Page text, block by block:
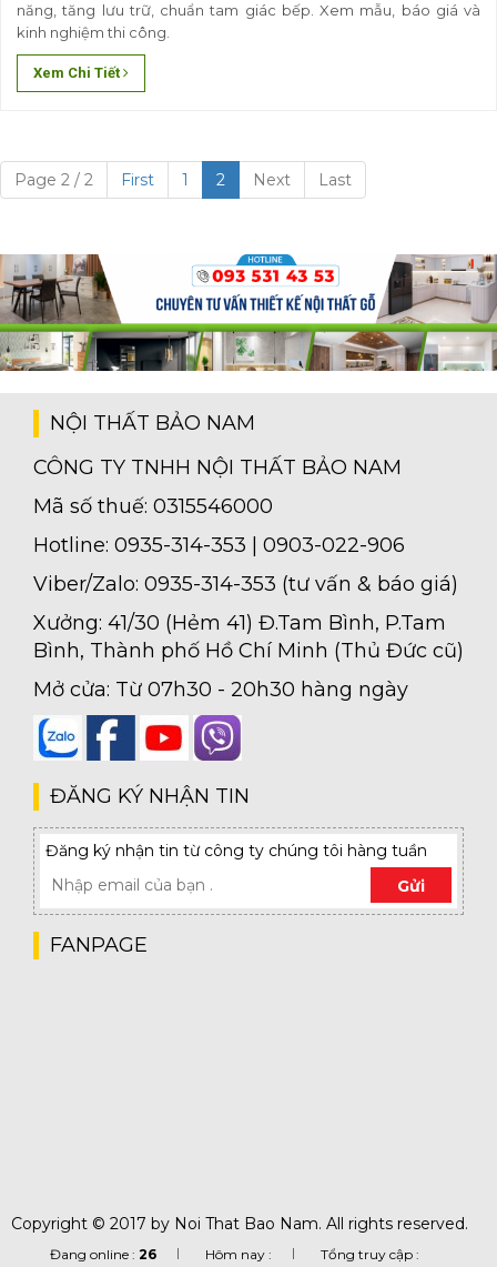
năng, tăng lưu trữ, chuẩn tam giác bếp. Xem mẫu, báo giá và
kinh nghiệm thi công.
Xem Chi Tiết
Page 2 / 2 First 1 2 Next Last
NỘI THẤT BẢO NAM
CÔNG TY TNHH NỘI THẤT BẢO NAM
Mã số thuế: 0315546000
Hotline: 0935-314-353 | 0903-022-906
Viber/Zalo: 0935-314-353 (tư vấn & báo giá)
Xưởng: 41/30 (Hẻm 41) Đ.Tam Bình, P.Tam
Bình, Thành phố Hồ Chí Minh (Thủ Đức cũ)
Mở cửa: Từ 07h30 - 20h30 hàng ngày
ĐĂNG KÝ NHẬN TIN
Đăng ký nhận tin từ công ty chúng tôi hàng tuần
Gửi
FANPAGE
Copyright © 2017 by Noi That Bao Nam. All rights reserved.
Đang online : 26 Hôm nay : Tổng truy cập :